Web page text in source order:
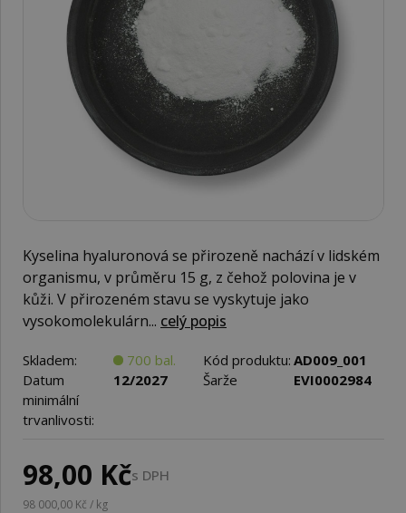
Kyselina hyaluronová se přirozeně nachází v lidském
organismu, v průměru 15 g, z čehož polovina je v
kůži. V přirozeném stavu se vyskytuje jako
vysokomolekulárn... celý popis
Skladem: 700 bal. Kód produktu: AD009_001
Datum
minimální
trvanlivosti:
12/2027 Šarže EVI0002984
98,00 Kčs DPH
98 000,00 Kč / kg